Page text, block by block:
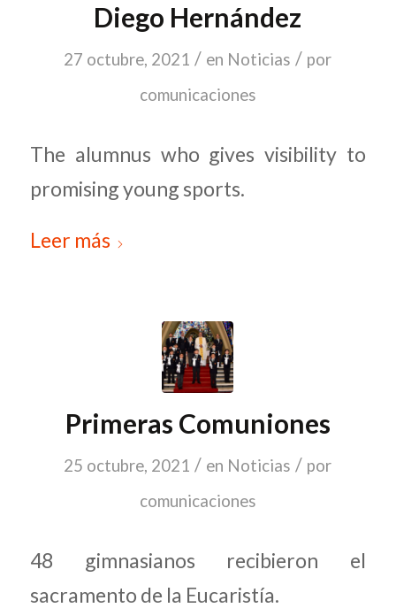
Diego Hernández
27 octubre, 2021 / en Noticias / por
comunicaciones
The alumnus who gives visibility to
promising young sports.
Leer más
Primeras Comuniones
25 octubre, 2021 / en Noticias / por
comunicaciones
48 gimnasianos recibieron el
sacramento de la Eucaristía.